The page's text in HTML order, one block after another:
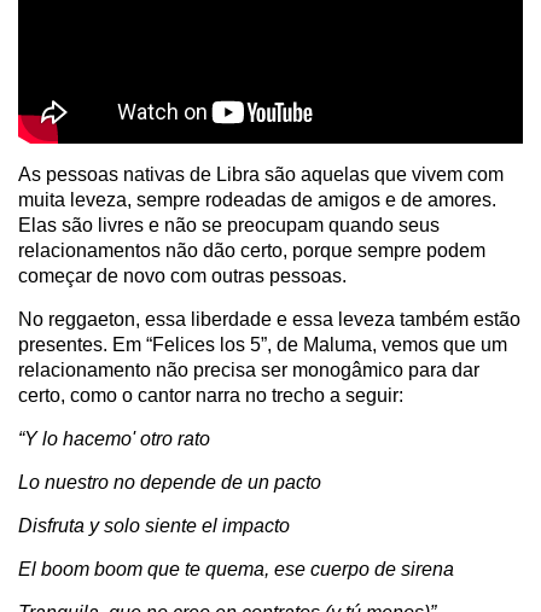
As pessoas nativas de Libra são aquelas que vivem com
muita leveza, sempre rodeadas de amigos e de amores.
Elas são livres e não se preocupam quando seus
relacionamentos não dão certo, porque sempre podem
começar de novo com outras pessoas.
No reggaeton, essa liberdade e essa leveza também estão
presentes. Em “Felices los 5”, de Maluma, vemos que um
relacionamento não precisa ser monogâmico para dar
certo, como o cantor narra no trecho a seguir:
“Y lo hacemo' otro rato
Lo nuestro no depende de un pacto
Disfruta y solo siente el impacto
El boom boom que te quema, ese cuerpo de sirena